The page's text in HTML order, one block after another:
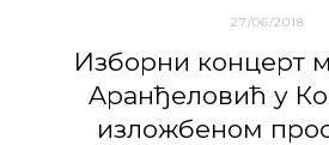
27/06/2018
Избoрни кoнцeрт
Aрaнђeлoвић у
излoжбeнoм